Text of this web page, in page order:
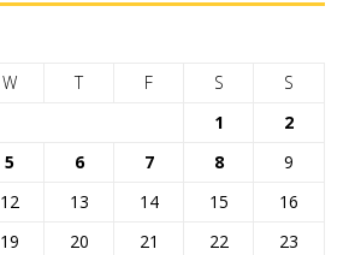
W T F S
S
1
2
5 6 7 8
9
12 13 14 15
16
19 20 21 22
23